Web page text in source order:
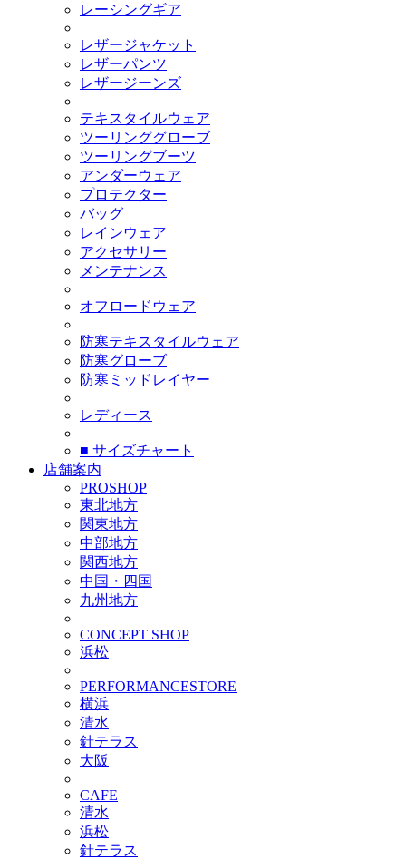
レーシングギア
レザージャケット
レザーパンツ
レザージーンズ
テキスタイルウェア
ツーリンググローブ
ツーリングブーツ
アンダーウェア
プロテクター
バッグ
レインウェア
アクセサリー
メンテナンス
オフロードウェア
防寒テキスタイルウェア
防寒グローブ
防寒ミッドレイヤー
レディース
■ サイズチャート
店舗案内
PROSHOP
東北地方
関東地方
中部地方
関西地方
中国・四国
九州地方
CONCEPT SHOP
浜松
PERFORMANCESTORE
横浜
清水
針テラス
大阪
CAFE
清水
浜松
針テラス